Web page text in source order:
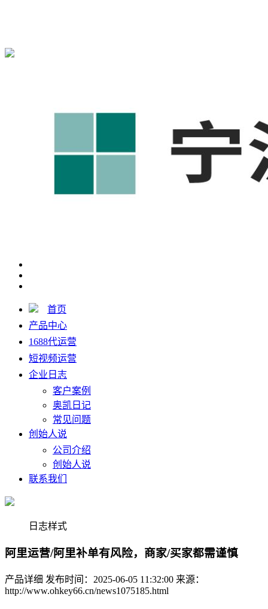
首页
产品中心
1688代运营
短视频运营
企业日志
客户案例
奥凯日记
常见问题
创始人说
公司介绍
创始人说
联系我们
日志样式
阿里运营/阿里补单有风险，商家/买家都需谨慎
产品详细 发布时间：2025-06-05 11:32:00 来源：
http://www.ohkey66.cn/news1075185.html